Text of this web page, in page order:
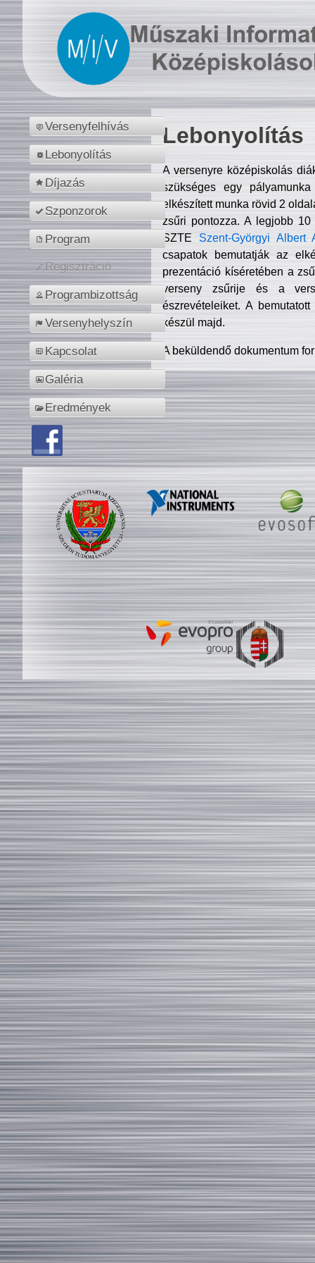
Versenyfelhívás
Lebonyolítás
Díjazás
Szponzorok
Program
Regisztráció
Programbizottság
Versenyhelyszín
Kapcsolat
Galéria
Eredmények
Lebonyolítás
A versenyre középiskolás
szükséges egy
elkészített munka rövid 2
zsűri pontozza. A legjobb
SZTE Szent-Györgyi Albert
csapatok bemutatják az
prezentáció kíséretében a
verseny zsűrije és a
észrevételeiket. A
készül majd.
A beküldendő dokumentum